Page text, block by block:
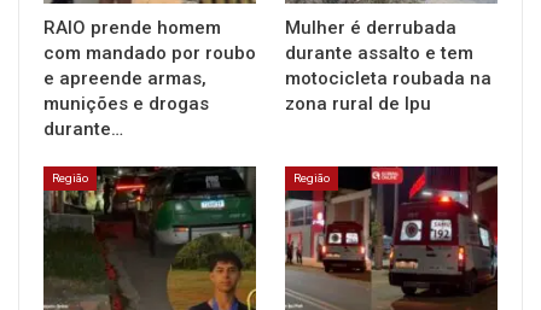
RAIO prende homem
com mandado por roubo
e apreende armas,
munições e drogas
durante…
Mulher é derrubada
durante assalto e tem
motocicleta roubada na
zona rural de Ipu
Região Região